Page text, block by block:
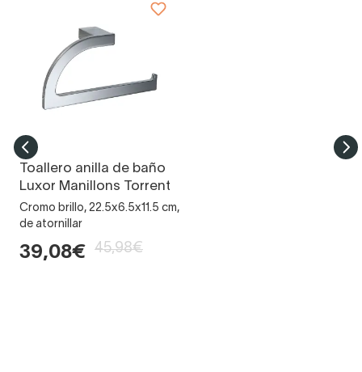
Toallero anilla de baño
Luxor Manillons Torrent
Cromo brillo, 22.5x6.5x11.5 cm,
de atornillar
39,08€ 45,98€